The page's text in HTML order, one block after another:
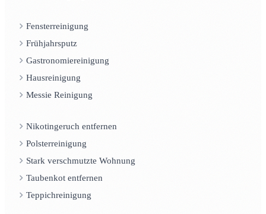
Fensterreinigung
Frühjahrsputz
Gastronomiereinigung
Hausreinigung
Messie Reinigung
Nikotingeruch entfernen
Polsterreinigung
Stark verschmutzte Wohnung
Taubenkot entfernen
Teppichreinigung